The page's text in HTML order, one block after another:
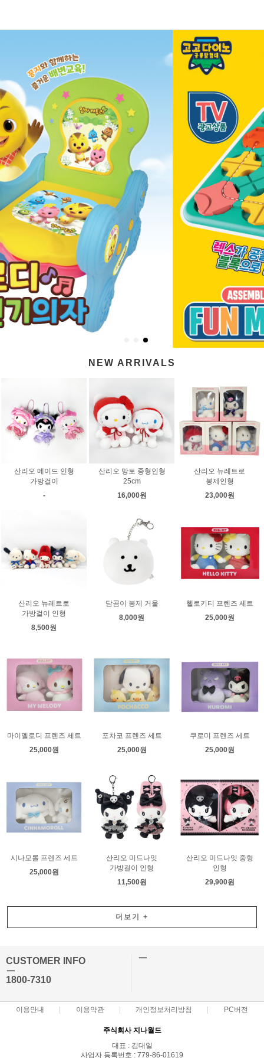
NEW ARRIVALS
산리오 메이드 인형
가방걸이
-
산리오 망토 중형인형
25cm
16,000원
산리오 뉴레트로
봉제인형
23,000원
산리오 뉴레트로
가방걸이 인형
8,500원
담곰이 봉제 거울
8,000원
헬로키티 프렌즈 세트
25,000원
마이멜로디 프렌즈 세트
25,000원
포차코 프렌즈 세트
25,000원
쿠로미 프렌즈 세트
25,000원
시나모롤 프렌즈 세트
25,000원
산리오 미드나잇
가방걸이 인형
11,500원
산리오 미드나잇 중형
인형
29,900원
더보기 +
CUSTOMER INFO
ㅡ
1800-7310
ㅡ
이용안내 이용약관 개인정보처리방침 PC버전
주식회사 지나월드
대표 : 김대일
사업자 등록번호 : 779-86-01619